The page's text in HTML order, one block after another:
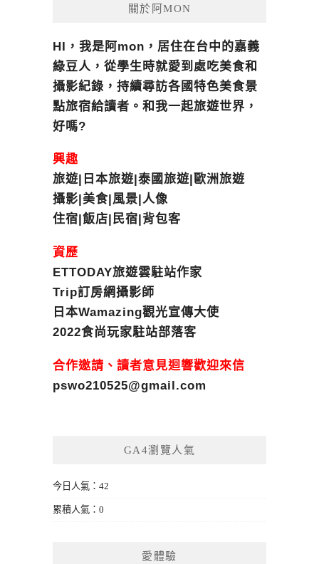
關於阿MON
HI，我是阿mon，居住在台中的嘉義
綠豆人，從學生時就愛到處吃美食和
攝影紀錄，持續尋訪各國特色美食景
點旅宿給讀者。和我一起旅遊世界，
好嗎?
興趣
旅遊|日本旅遊|泰國旅遊|歐洲旅遊
攝影|美食|風景|人像
住宿|飯店|民宿|背包客
資歷
ETTODAY旅遊雲駐站作家
Trip訂房網攝影師
日本Wamazing觀光宣傳大使
2022食尚玩家駐站部落客
合作邀請、讀者意見迴響歡迎來信
pswo210525@gmail.com
GA4瀏覽人氣
今日人氣：42
累積人氣：0
愛體驗